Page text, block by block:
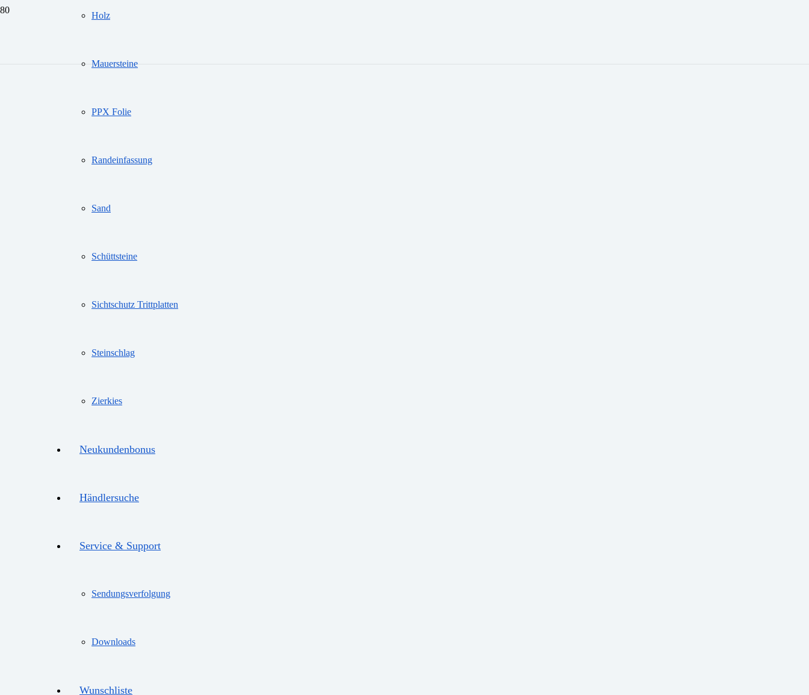
Holz
Mauersteine
PPX Folie
Randeinfassung
Sand
Schüttsteine
Sichtschutz Trittplatten
Steinschlag
Zierkies
Neukundenbonus
Händlersuche
Service & Support
Sendungsverfolgung
Downloads
Wunschliste